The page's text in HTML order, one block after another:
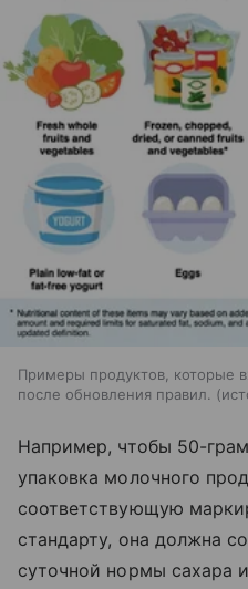
Примеры продуктов, которые
после обновления правил.
Например, чтобы 50-
упаковка молочного
соответствующую
стандарту, она должна
суточной нормы сахара